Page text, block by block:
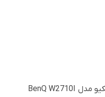
ویدئو پروژکتور هوشمند بنکیو مدل BenQ W2710I